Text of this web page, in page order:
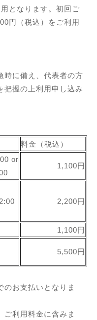
となります。初回ご
円（税込）をご利用
時に備え、代表者の方
把握の上利用申し込み
料金（税込）
or
1,100円
2,200円
1,100円
5,500円
お支払いとなりま
利用料金に含みま